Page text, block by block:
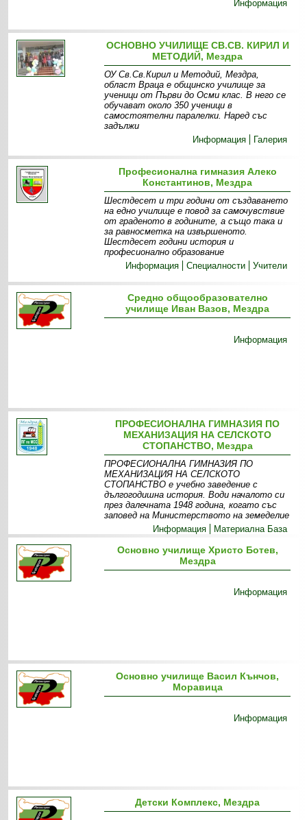
Информация
ОСНОВНО УЧИЛИЩЕ СВ.СВ. КИРИЛ И
МЕТОДИЙ, Мездра
ОУ Св.Св.Кирил и Методий, Мездра,
област Враца е общинско училище за
ученици от Първи до Осми клас. В него се
обучават около 350 ученици в
самостоятелни паралелки. Наред със
задължи
Информация
Галерия
Професионална гимназия Алеко
Константинов, Мездра
Шестдесет и три години от създаването
на едно училище е повод за самочувствие
от граденото в годините, а също така и
за равносметка на извършеното.
Шестдесет години история и
професионално образование
Информация
Специалности Учители
Средно общообразователно
училище Иван Вазов, Мездра
Информация
ПРОФЕСИОНАЛНА ГИМНАЗИЯ ПО
МЕХАНИЗАЦИЯ НА СЕЛСКОТО
СТОПАНСТВО, Мездра
ПРОФЕСИОНАЛНА ГИМНАЗИЯ ПО
МЕХАНИЗАЦИЯ НА СЕЛСКОТО
СТОПАНСТВО е учебно заведение с
дългогодишна история. Води началото си
през далечната 1948 година, когато със
заповед на Министерството на земеделие
Информация
Материална База
Основно училище Христо Ботев,
Мездра
Информация
Основно училище Васил Кънчов,
Моравица
Информация
Детски Комплекс, Мездра